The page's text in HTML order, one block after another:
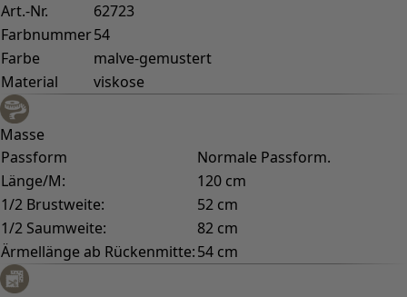
Art.-Nr.
62723
Farbnummer54
Farbe
malve-gemustert
Material
viskose
Masse
Passform
Normale Passform.
Länge/M:
120 cm
1/2 Brustweite:
52 cm
1/2 Saumweite:
82 cm
Ärmellänge ab Rückenmitte:54 cm